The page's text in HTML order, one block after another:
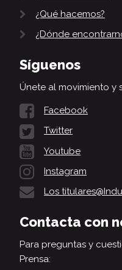
¿Qué hacemos?
¿Dónde
Síguenos
Únete al movimiento y
Facebook
Twitter
Youtube
Instagram
Los
Contacta con
Para preguntas y
Prensa: